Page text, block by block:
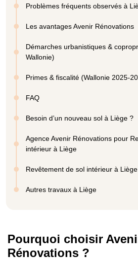
Problèmes fréquents observés à
Les avantages Avenir Rénovations
Démarches urbanistiques &
Wallonie)
Primes & fiscalité (Wallonie 2025-
FAQ
Besoin d’un nouveau sol à Liège ?
Agence Avenir Rénovations pour
intérieur à Liège
Revêtement de sol intérieur à
Autres travaux à Liège
Pourquoi choisir
Rénovations ?